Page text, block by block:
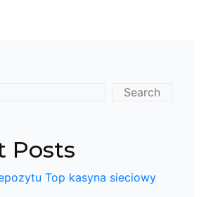
Search
Posts
Top kasyna sieciowy